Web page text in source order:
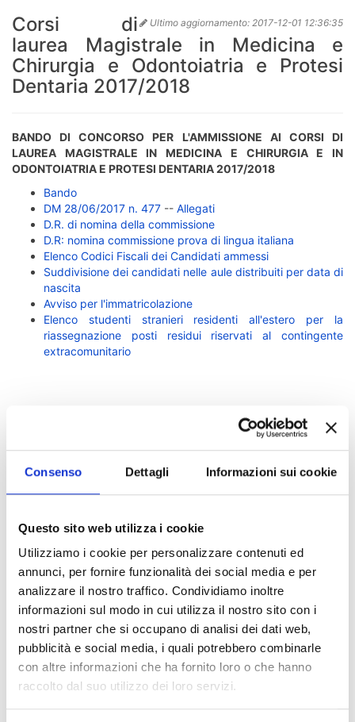
Consenso Dettagli Informazioni sui cookie
Questo sito web utilizza i cookie
Utilizziamo i cookie per personalizzare contenuti ed
annunci, per fornire funzionalità dei social media e per
analizzare il nostro traffico. Condividiamo inoltre
informazioni sul modo in cui utilizza il nostro sito con i
nostri partner che si occupano di analisi dei dati web,
pubblicità e social media, i quali potrebbero combinarle
con altre informazioni che ha fornito loro o che hanno
raccolto dal suo utilizzo dei loro servizi.
Ultimo aggiornamento: 2017-12-01 12:36:35
Corsi di
laurea Magistrale in Medicina e
Chirurgia e Odontoiatria e Protesi
Dentaria 2017/2018
BANDO DI CONCORSO PER L'AMMISSIONE AI CORSI DI
LAUREA MAGISTRALE IN MEDICINA E CHIRURGIA E IN
ODONTOIATRIA E PROTESI DENTARIA 2017/2018
Bando
DM 28/06/2017 n. 477 -- Allegati
D.R. di nomina della commissione
D.R: nomina commissione prova di lingua italiana
Elenco Codici Fiscali dei Candidati ammessi
Suddivisione dei candidati nelle aule distribuiti per data di
nascita
Avviso per l'immatricolazione
Elenco studenti stranieri residenti all'estero per la
riassegnazione posti residui riservati al contingente
extracomunitario
Indice di pagina
Odontoiatria e Protesi Dentaria 2017/2018
Chi sei? Naviga il sito per profilo
Futuro Studente
Studente Iscritto
Studente Internazionale